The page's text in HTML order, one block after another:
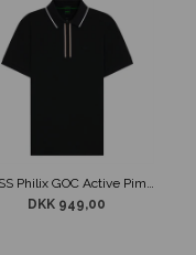
DKK 949,00